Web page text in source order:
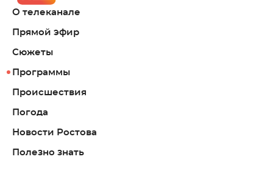
О телеканале
Прямой эфир
Сюжеты
Программы
Происшествия
Погода
Новости Ростова
Полезно знать